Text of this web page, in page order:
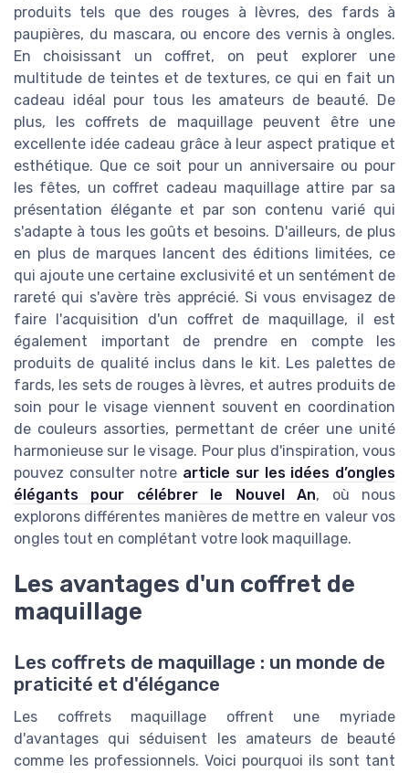
produits tels que des rouges à lèvres, des fards à
paupières, du mascara, ou encore des vernis à ongles.
En choisissant un coffret, on peut explorer une
multitude de teintes et de textures, ce qui en fait un
cadeau idéal pour tous les amateurs de beauté. De
plus, les coffrets de maquillage peuvent être une
excellente idée cadeau grâce à leur aspect pratique et
esthétique. Que ce soit pour un anniversaire ou pour
les fêtes, un coffret cadeau maquillage attire par sa
présentation élégante et par son contenu varié qui
s'adapte à tous les goûts et besoins. D'ailleurs, de plus
en plus de marques lancent des éditions limitées, ce
qui ajoute une certaine exclusivité et un sentément de
rareté qui s'avère très apprécié. Si vous envisagez de
faire l'acquisition d'un coffret de maquillage, il est
également important de prendre en compte les
produits de qualité inclus dans le kit. Les palettes de
fards, les sets de rouges à lèvres, et autres produits de
soin pour le visage viennent souvent en coordination
de couleurs assorties, permettant de créer une unité
harmonieuse sur le visage. Pour plus d'inspiration, vous
pouvez consulter notre article sur les idées d’ongles
élégants pour célébrer le Nouvel An, où nous
explorons différentes manières de mettre en valeur vos
ongles tout en complétant votre look maquillage.
Les avantages d'un coffret de
maquillage
Les coffrets de maquillage : un monde de
praticité et d'élégance
Les coffrets maquillage offrent une myriade
d'avantages qui séduisent les amateurs de beauté
comme les professionnels. Voici pourquoi ils sont tant